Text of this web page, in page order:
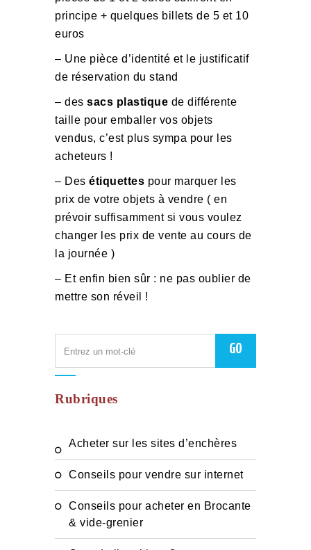
principe + quelques billets de 5 et 10
euros
– Une pièce d’identité et le justificatif
de réservation du stand
– des sacs plastique de différente
taille pour emballer vos objets
vendus, c’est plus sympa pour les
acheteurs !
– Des étiquettes pour marquer les
prix de votre objets à vendre ( en
prévoir suffisamment si vous voulez
changer les prix de vente au cours de
la journée )
– Et enfin bien sûr : ne pas oublier de
mettre son réveil !
Rubriques
Acheter sur les sites d’enchères
Conseils pour vendre sur internet
Conseils pour acheter en Brocante
& vide-grenier